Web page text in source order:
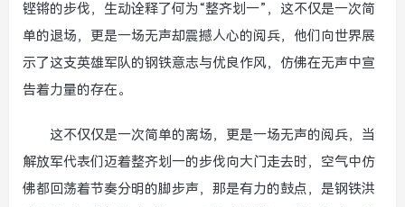
铿锵的步伐，生动诠释了何为“整齐划一”，这不仅是一次简
单的退场，更是一场无声却震撼人心的阅兵，他们向世界展
示了这支英雄军队的钢铁意志与优良作风，仿佛在无声中宣
告着力量的存在。
这不仅仅是一次简单的离场，更是一场无声的阅兵，当
解放军代表们迈着整齐划一的步伐向大门走去时，空气中仿
佛都回荡着节奏分明的脚步声，那是有力的鼓点，是钢铁洪